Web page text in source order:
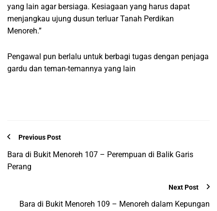
yang lain agar bersiaga. Kesiagaan yang harus dapat
menjangkau ujung dusun terluar Tanah Perdikan
Menoreh.”
Pengawal pun berlalu untuk berbagi tugas dengan penjaga
gardu dan teman-temannya yang lain
Previous Post
Bara di Bukit Menoreh 107 – Perempuan di Balik Garis
Perang
Next Post
Bara di Bukit Menoreh 109 – Menoreh dalam Kepungan